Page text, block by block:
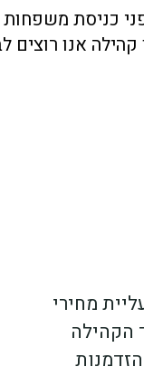
כניסת משפחות
אנו רוצים
מחירי
הקהילה